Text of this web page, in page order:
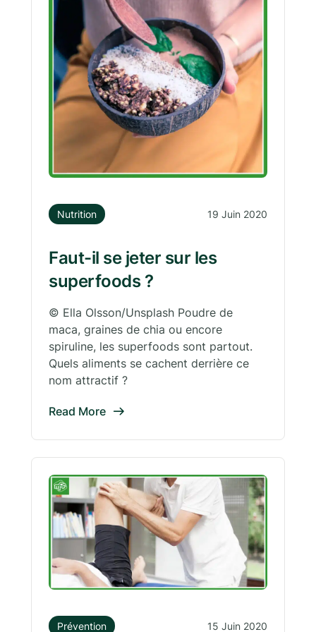
Nutrition 19 Juin 2020
Faut-il se jeter sur les
superfoods ?
© Ella Olsson/Unsplash Poudre de
maca, graines de chia ou encore
spiruline, les superfoods sont partout.
Quels aliments se cachent derrière ce
nom attractif ?
Read More
Prévention 15 Juin 2020